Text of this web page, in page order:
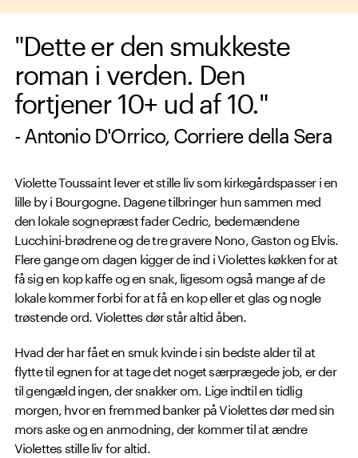
"Dette er den smukkeste
roman i verden. Den
fortjener 10+ ud af 10."
- Antonio D'Orrico, Corriere della Sera
Violette Toussaint lever et stille liv som kirkegårdspasser i en
lille by i Bourgogne. Dagene tilbringer hun sammen med
den lokale sognepræst fader Cedric, bedemændene
Lucchini-brødrene og de tre gravere Nono, Gaston og Elvis.
Flere gange om dagen kigger de ind i Violettes køkken for at
få sig en kop kaffe og en snak, ligesom også mange af de
lokale kommer forbi for at få en kop eller et glas og nogle
trøstende ord. Violettes dør står altid åben.
Hvad der har fået en smuk kvinde i sin bedste alder til at
flytte til egnen for at tage det noget særprægede job, er der
til gengæld ingen, der snakker om. Lige indtil en tidlig
morgen, hvor en fremmed banker på Violettes dør med sin
mors aske og en anmodning, der kommer til at ændre
Violettes stille liv for altid.